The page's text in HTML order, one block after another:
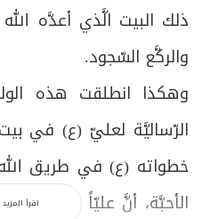
ذلك البيت الَّذي أعدَّه الله
والركَّع السّجود.
وهكذا انطلقت هذه
الرّساليَّة لعليّ (ع) في
خطواته (ع) في طريق
الأحبَّة، أنَّ عليّاً (ع) ولداقرأ المزيد